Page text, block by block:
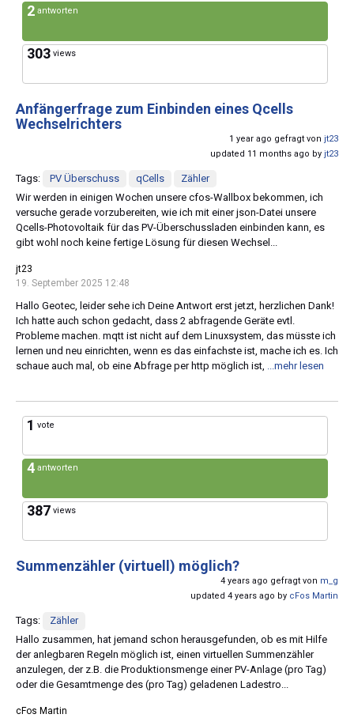
2 antworten
303 views
Anfängerfrage zum Einbinden eines Qcells
Wechselrichters
1 year ago gefragt von jt23
updated 11 months ago by jt23
Tags: PV Überschuss qCells
Zähler
Wir werden in einigen Wochen unsere cfos-Wallbox bekommen, ich
versuche gerade vorzubereiten, wie ich mit einer json-Datei unsere
Qcells-Photovoltaik für das PV-Überschussladen einbinden kann, es
gibt wohl noch keine fertige Lösung für diesen Wechsel...
jt23
19. September 2025 12:48
Hallo Geotec, leider sehe ich Deine Antwort erst jetzt, herzlichen Dank!
Ich hatte auch schon gedacht, dass 2 abfragende Geräte evtl.
Probleme machen. mqtt ist nicht auf dem Linuxsystem, das müsste ich
lernen und neu einrichten, wenn es das einfachste ist, mache ich es. Ich
schaue auch mal, ob eine Abfrage per http möglich ist, ...mehr lesen
1 vote
4 antworten
387 views
Summenzähler (virtuell) möglich?
4 years ago gefragt von m_g
updated 4 years ago by cFos Martin
Tags:
Zähler
Hallo zusammen, hat jemand schon herausgefunden, ob es mit Hilfe
der anlegbaren Regeln möglich ist, einen virtuellen Summenzähler
anzulegen, der z.B. die Produktionsmenge einer PV-Anlage (pro Tag)
oder die Gesamtmenge des (pro Tag) geladenen Ladestro...
cFos Martin